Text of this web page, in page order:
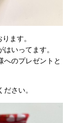
ます。
いってます。
へのプレゼントと
さい。